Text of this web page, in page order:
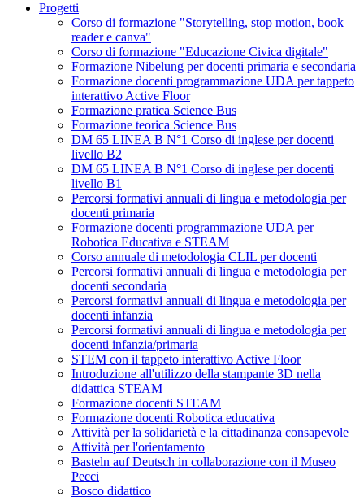
Progetti
Corso di formazione "Storytelling, stop motion, book
reader e canva"
Corso di formazione "Educazione Civica digitale"
Formazione Nibelung per docenti primaria e secondaria
Formazione docenti programmazione UDA per tappeto
interattivo Active Floor
Formazione pratica Science Bus
Formazione teorica Science Bus
DM 65 LINEA B N°1 Corso di inglese per docenti
livello B2
DM 65 LINEA B N°1 Corso di inglese per docenti
livello B1
Percorsi formativi annuali di lingua e metodologia per
docenti primaria
Formazione docenti programmazione UDA per
Robotica Educativa e STEAM
Corso annuale di metodologia CLIL per docenti
Percorsi formativi annuali di lingua e metodologia per
docenti secondaria
Percorsi formativi annuali di lingua e metodologia per
docenti infanzia
Percorsi formativi annuali di lingua e metodologia per
docenti infanzia/primaria
STEM con il tappeto interattivo Active Floor
Introduzione all'utilizzo della stampante 3D nella
didattica STEAM
Formazione docenti STEAM
Formazione docenti Robotica educativa
Attività per la solidarietà e la cittadinanza consapevole
Attività per l'orientamento
Basteln auf Deutsch in collaborazione con il Museo
Pecci
Bosco didattico